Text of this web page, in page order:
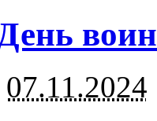
07.11.2024